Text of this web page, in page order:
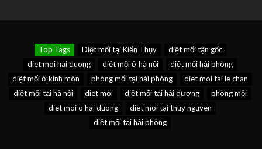
Top Tags Diệt mối tại Kiến Thụy
diệt mối tận gốc
diet moi hai duong
diệt mối ở hà nội
diệt mối hải phòng
diệt mối ở kinh môn
phòng mối tại hải phòng
diet moi tai le chan
diệt mối tại hà nội
diet moi diệt mối tại hải dương
phòng mối
diet moi o hai duong
diet moi tai thuy nguyen
diệt mối tại hải phòng